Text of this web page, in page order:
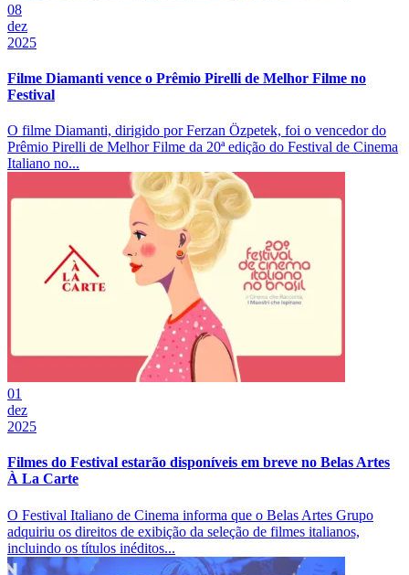
08
dez
2025
Filme Diamanti vence o Prêmio Pirelli de Melhor Filme no
Festival
O filme Diamanti, dirigido por Ferzan Özpetek, foi o vencedor do
Prêmio Pirelli de Melhor Filme da 20ª edição do Festival de Cinema
Italiano no...
01
dez
2025
Filmes do Festival estarão disponíveis em breve no Belas Artes
À La Carte
O Festival Italiano de Cinema informa que o Belas Artes Grupo
adquiriu os direitos de exibição da seleção de filmes italianos,
incluindo os títulos inéditos...